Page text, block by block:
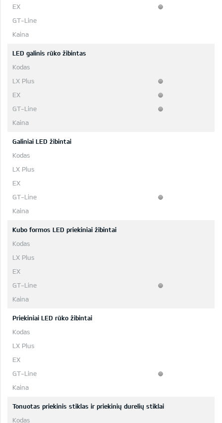
LED galinis rūko žibintas
Galiniai LED žibintai
Kubo formos LED priekiniai žibintai
Priekiniai LED rūko žibintai
Tonuotas priekinis stiklas ir priekinių durelių stiklai